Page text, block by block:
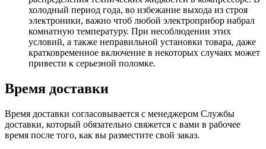
холодный период года, во избежание выхода из строя
электроники, важно чтоб любой электроприбор набрал
комнатную температуру. При несоблюдении этих
условий, а также неправильной установки товара, даже
кратковременное включение в некоторых случаях может
привести к серьезной поломке.
Время доставки
Время доставки согласовывается с менеджером Службы
доставки, который обязательно свяжется с вами в рабочее
время после того, как вы разместите свой заказ.